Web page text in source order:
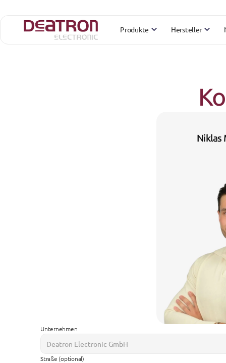
Niklas
Unternehmen
Straße (optional)
Produkte Hersteller